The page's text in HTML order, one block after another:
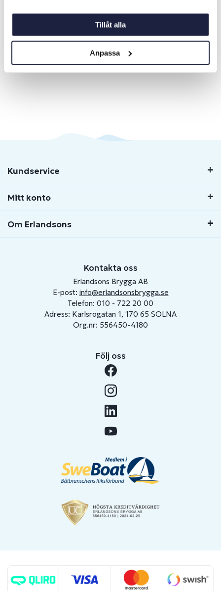
Tillåt alla
Anpassa
3 495 kr
Köp Köp
Kundservice
Mitt konto
Om Erlandsons
Kontakta oss
Erlandsons Brygga AB
E-post: info@erlandsonsbrygga.se
Telefon: 010 - 722 20 00
Adress: Karlsrogatan 1, 170 65 SOLNA
Org.nr: 556450-4180
Följ oss